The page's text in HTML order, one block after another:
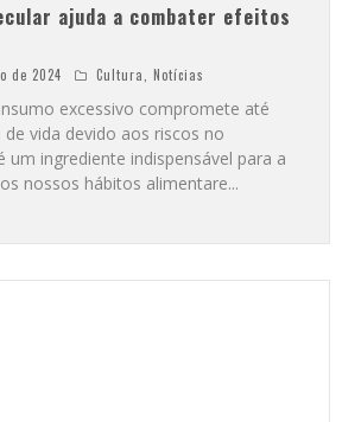
ajuda a combater efeitos
de 2024 Cultura Notícias
excessivo compromete até
vida devido aos riscos no
um ingrediente indispensável para a
nossos hábitos alimentare...